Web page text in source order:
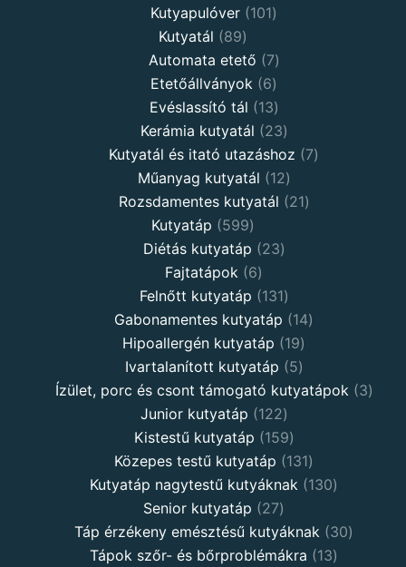
products
Kutyapulóver 101101
Kutyatál 8989
products
Automata etető 77
products
Etetőállványok 66
products
Evéslassító tál 1313
products
Kerámia kutyatál 2323
products
Kutyatál és itató utazáshoz 77
Műanyag kutyatál 1212
products
Rozsdamentes kutyatál 2121
Kutyatáp 599599
products
Diétás kutyatáp 2323
Fajtatápok 66
products
Felnőtt kutyatáp 131131
products
Gabonamentes kutyatáp 1414
Hipoallergén kutyatáp 1919
products
Ivartalanított kutyatáp 55
products
Ízület, porc és csont támogató kutyatápok 33
Junior kutyatáp 122122
products
Kistestű kutyatáp 159159
products
Közepes testű kutyatáp 131131
products
Kutyatáp nagytestű kutyáknak 130130
Senior kutyatáp 2727
products
Táp érzékeny emésztésű kutyáknak 3030
Tápok szőr- és bőrproblémákra 1313